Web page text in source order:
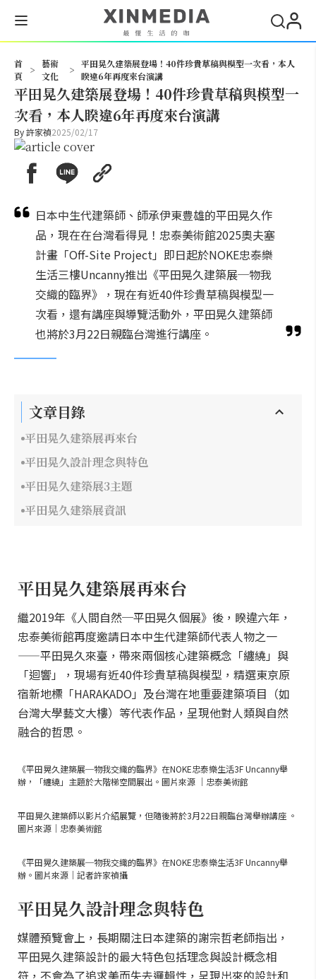
首
頁
>
藝術
文化
>
平田晃久建築展登場！40件珍貴草稿與模型一次看，本人
睽違6年再度來台演講
平田晃久建築展登場！40件珍貴草稿與模型一
次看，本人睽違6年再度來台演講
By許家禎2025/02/17
日本中生代建築師、師承伊東豊雄的平田晃久作
品，現在在台灣看得見！忠泰美術館2025奧夫塞
計畫「Off-Site Project」即日起於NOKE忠泰樂
生活三樓Uncanny推出《平田晃久建築展─物我
交織的臨界》，現在有近40件珍貴草稿與模型一
次看，還有講座與導覽活動外，平田晃久建築師
也將於3月22日親臨台灣進行講座。
文章目錄
平田晃久建築展再來台
平田晃久設計理念與特色
平田晃久建築展3主題
平田晃久建築展資訊
平田晃久建築展再來台
繼2019年《人間自然─平田晃久個展》後，睽違六年，
忠泰美術館再度邀請日本中生代建築師代表人物之一
——平田晃久來臺，帶來兩個核心建築概念「纏繞」與
「迴響」，現場有近40件珍貴草稿與模型，精選東京原
宿新地標「HARAKADO」及台灣在地重要建築項目（如
台灣大學藝文大樓）等代表作品，呈現他對人類與自然
融合的哲思。
《平田晃久建築展─物我交織的臨界》在NOKE忠泰樂生活3F Uncanny舉
辦，「纏繞」主題於大階梯空間展出。圖片來源 ｜忠泰美術館
平田晃久建築師以影片介紹展覽，但隨後將於3月22日親臨台灣舉辦講座 。
圖片來源｜忠泰美術館
《平田晃久建築展─物我交織的臨界》在NOKE忠泰樂生活3F Uncanny舉
辦。圖片來源｜記者許家禎攝
平田晃久設計理念與特色
媒體預覽會上，長期關注日本建築的謝宗哲老師指出，
平田晃久建築設計的最大特色包括理念與設計概念相
符，不會為了追求美而失去邏輯性，呈現出來的設計和